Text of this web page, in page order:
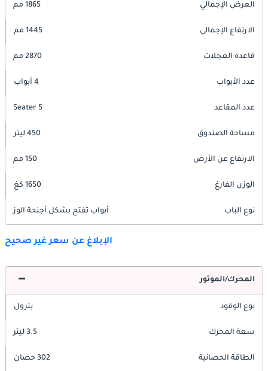
العرض الإجمالي 1865 مم
الارتفاع الإجمالي 1445 مم
قاعدة العجلات 2870 مم
عدد الأبواب 4 أبواب
عدد المقاعد 5 Seater
مساحة الصندوق 450 ليتر
الارتفاع عن الأرض 150 مم
الوزن الفارغ 1650 كغ
نوع الباب أبواب تفتح بشكل أجنحة الوز
الإبلاغ عن سعر غير صحيح
المحرك/الموتور
نوع الوقود بترول
سعة المحرك 3.5 ليتر
الطاقة الحصانية 302 حصان